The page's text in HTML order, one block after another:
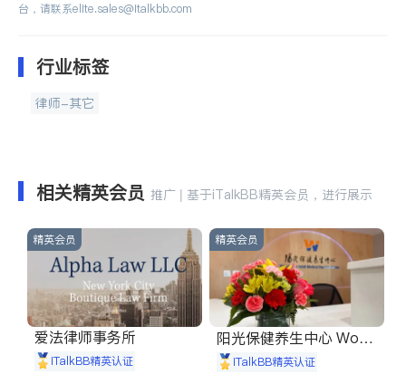
台，请联系elite.sales@italkbb.com
行业标签
律师-其它
相关精英会员 推广 | 基于iTalkBB精英会员，进行展示
精英会员
爱法律师事务所
iTalkBB精英认证
精英会员
阳光保健养生中心 World
shine
iTalkBB精英认证